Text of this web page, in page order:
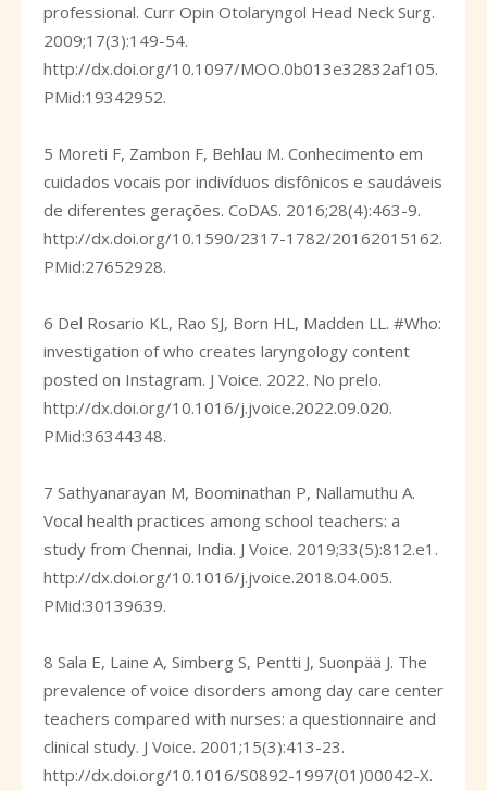
professional. Curr Opin Otolaryngol Head Neck Surg.
2009;17(3):149-54.
http://dx.doi.org/10.1097/MOO.0b013e32832af105.
PMid:19342952.
5 Moreti F, Zambon F, Behlau M. Conhecimento em
cuidados vocais por indivíduos disfônicos e saudáveis
de diferentes gerações. CoDAS. 2016;28(4):463-9.
http://dx.doi.org/10.1590/2317-1782/20162015162.
PMid:27652928.
6 Del Rosario KL, Rao SJ, Born HL, Madden LL. #Who:
investigation of who creates laryngology content
posted on Instagram. J Voice. 2022. No prelo.
http://dx.doi.org/10.1016/j.jvoice.2022.09.020.
PMid:36344348.
7 Sathyanarayan M, Boominathan P, Nallamuthu A.
Vocal health practices among school teachers: a
study from Chennai, India. J Voice. 2019;33(5):812.e1.
http://dx.doi.org/10.1016/j.jvoice.2018.04.005.
PMid:30139639.
8 Sala E, Laine A, Simberg S, Pentti J, Suonpää J. The
prevalence of voice disorders among day care center
teachers compared with nurses: a questionnaire and
clinical study. J Voice. 2001;15(3):413-23.
http://dx.doi.org/10.1016/S0892-1997(01)00042-X.